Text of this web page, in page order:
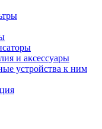
и аксессуары
устройства к ним